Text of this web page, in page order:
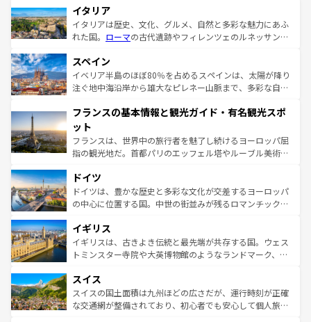
イタリア
イタリアは歴史、文化、グルメ、自然と多彩な魅力にあふ
れた国。 ローマの古代遺跡やフィレンツェのルネッサンス
ろん、トスカーナの美しい田園風景やアマルフィ海岸の絶
景など、自然景観も見逃せない。観光の合間には、本場の
ピザやパスタなど、絶品のイタリア料理を堪能することも
ませてくれるイタリアで、忘れられない旅をしてみよう！
なお、新着のイタリア情報は
しい。
スペイン
イベリア半島のほぼ80％を占めるスペインは、太陽が降り
注ぐ地中海沿岸から雄大なピレネー山脈まで、多彩な自然
文化が根付くこの国では、情熱的なフラメンコ、熱気あふ
れる闘牛、そして美味しいタパスが生活の一部となってい
る。首都マドリードの洗練された雰囲気や、バルセロナの
アートに溢れた街角から、地方では古代ローマ遺跡や中世
せる。地方によって風土や気候が異なるスペインはその個
性で訪れる人を魅了する。 なお、新着のスペイン情報は コ
ンテンツ一覧を参照してほしい。
フランスの基本情報と観光ガイド・有名観光スポ
ット
フランスは、世界中の旅行者を魅了し続けるヨーロッパ屈
指の観光地だ。首都パリのエッフェル塔やルーブル美術館
で、幅広い魅力が詰まっている。華麗な宮殿、歴史的な大
聖堂、美しいビーチ、そして豊かな自然が、訪れる者を心
から魅了する。また、フランスは美食の国としても知ら
いる。シャンパンの発祥地であるランス、プロヴァンスの
香り高いラベンダー畑など、多彩な楽しみ方が可能だ。さ
らに、パリ以外の地域にも魅力が溢れており、どの街角に
れる地方に足を運ぶとそれぞれで全く異なる文化を体験で
きるだろう。 なお、新着のフランス情報はコンテンツ一覧
を参照してほしい。
ドイツ
ドイツは、豊かな歴史と多彩な文化が交差するヨーロッパ
の中心に位置する国。中世の街並みが残るロマンチック街
顔を持つこの国は、どこを歩いても飽きることがない。ベ
ルリンの文化的活気、バイエルン州のアルプスの絶景、そ
してライン川沿いのワイン畑といった風景は必見。ビール
は、お酒好きな人にはぜひ体験してほしい。 なお、新着の
ドイツ情報はコンテンツ一覧を参照してほしい。
イギリス
イギリスは、古きよき伝統と最先端が共存する国。ウェス
トミンスター寺院や大英博物館のようなランドマーク、歴
リアごとに異なる魅力がある。また、優雅なアフタヌーン
ティー、ビール好きにはたまらない英国パブ、サッカー観
戦など、本場だからこそできる体験も豊富。イギリスを旅
スイス
スイスの国土面積は九州ほどの広さだが、運行時刻が正確
な交通網が整備されており、初心者でも安心して個人旅行